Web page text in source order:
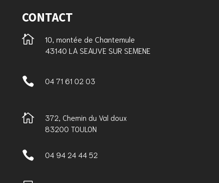
CONTACT

10, montée de Chantemule
43140 LA SEAUVE SUR SEMENE
 04 71 61 02 03

372, Chemin du Val doux
83200 TOULON
 04 94 24 44 52